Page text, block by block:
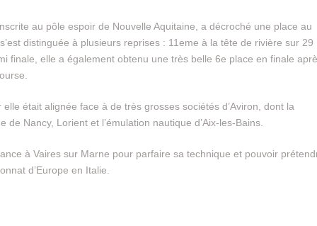
au pôle espoir de Nouvelle Aquitaine, a décroché une place au
distinguée à plusieurs reprises : 11eme à la tête de rivière sur 29
finale, elle a également obtenu une très belle 6e place en finale
était alignée face à de très grosses sociétés d’Aviron, dont la
Nancy, Lorient et l’émulation nautique d’Aix-les-Bains.
à Vaires sur Marne pour parfaire sa technique et pouvoir
d’Europe en Italie.